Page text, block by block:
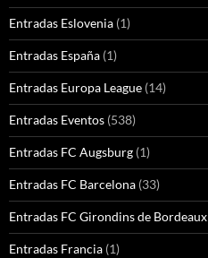
Entradas Eslovenia (1)
Entradas España (1)
Entradas Europa League (14)
Entradas Eventos (538)
Entradas FC Augsburg (1)
Entradas FC Barcelona (33)
Entradas FC Girondins de Bordeaux
Entradas Francia (1)